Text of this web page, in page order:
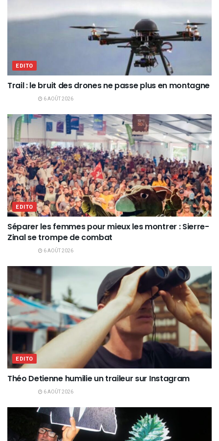
EDITO
Trail : le bruit des drones ne passe plus en montagne
6 AOÛT 2026
EDITO
Séparer les femmes pour mieux les montrer : Sierre-
Zinal se trompe de combat
6 AOÛT 2026
EDITO
Théo Detienne humilie un traileur sur Instagram
6 AOÛT 2026